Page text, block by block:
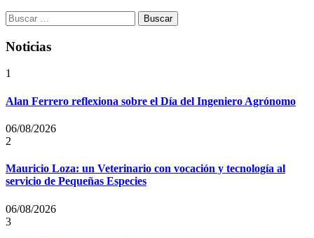
Buscar:
Noticias
1
Alan Ferrero reflexiona sobre el Día del Ingeniero Agrónomo
06/08/2026
2
Mauricio Loza: un Veterinario con vocación y tecnología al
servicio de Pequeñas Especies
06/08/2026
3